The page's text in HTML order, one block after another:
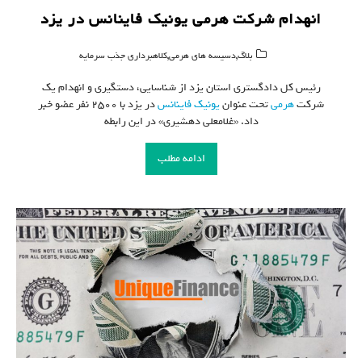
انهدام شرکت هرمی یونیک فاینانس در یزد
بلاگ,دسیسه های هرمی,کلاهبرداری جذب سرمایه
رئیس کل دادگستری استان یزد از شناسایی، دستگیری و انهدام یک
شرکتهرمیتحت عنوانیونیک فاینانس
در یزد با 2500 نفر عضو خبر
داد. «غلامعلی دهشیری» در این رابطه
ادامه مطلب